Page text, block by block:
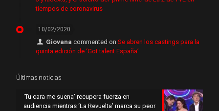
tiempos de coronavirus
10/02/2020
Giovana commented onSe abren los castings para la
quinta edición de ‘Got talent España’
Últimas noticias
‘Tu cara me suena’ recupera fuerza en
audiencia mientras ‘La Revuelta’ marca su peor